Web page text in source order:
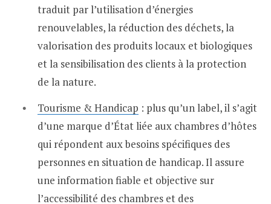
traduit par l’utilisation d’énergies
renouvelables, la réduction des déchets, la
valorisation des produits locaux et biologiques
et la sensibilisation des clients à la protection
de la nature.
Tourisme & Handicap : plus qu’un label, il s’agit
d’une marque d’État liée aux chambres d’hôtes
qui répondent aux besoins spécifiques des
personnes en situation de handicap. Il assure
une information fiable et objective sur
l’accessibilité des chambres et des